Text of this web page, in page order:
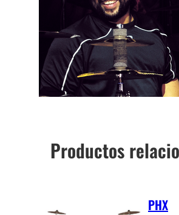
Productos
PHX